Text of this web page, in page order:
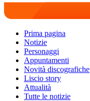
Prima pagina
Notizie
Personaggi
Appuntamenti
Novità discografiche
Liscio story
Attualità
Tutte le notizie